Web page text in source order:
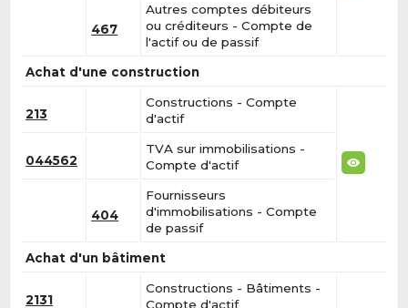
467
Autres comptes débiteurs
ou créditeurs - Compte de
l'actif ou de passif
Achat d'une construction
213
Constructions - Compte
d'actif
044562
TVA sur immobilisations -
Compte d'actif
404
Fournisseurs
d'immobilisations - Compte
de passif
Achat d'un bâtiment
2131
Constructions - Bâtiments -
Compte d'actif